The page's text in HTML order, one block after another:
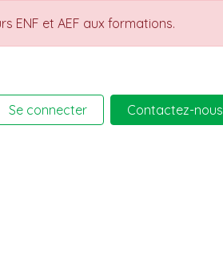
ENF et AEF aux formations.
Se connecter Contactez-nous